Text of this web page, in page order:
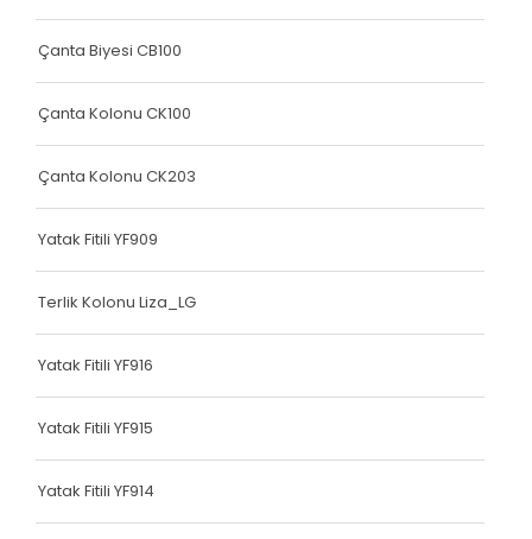
Hava Kapsülü
Dokuma Lastiği
Dokuma Lastiği
Dokuma Lastiği
Dokuma Lastiği
Dokuma Lastiği
Dokuma Lastiği
Çanta Biyesi CB100
Çanta Kolonu CK100
Çanta Kolonu CK203
Yatak Fitili YF909
Terlik Kolonu Liza_LG
Yatak Fitili YF916
Yatak Fitili YF915
Yatak Fitili YF914